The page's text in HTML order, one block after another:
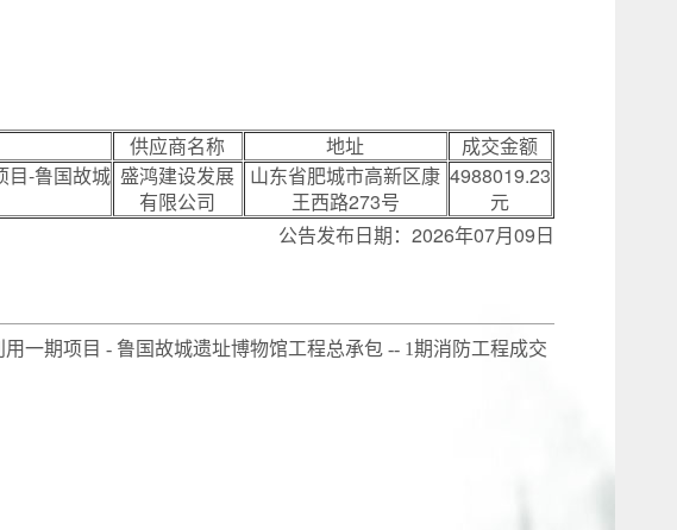
供应商名称 地址
成交金额
目-鲁国故城 盛鸿建设发展
有限公司
山东省肥城市高新区康
王西路273号
4988019.23
元
公告发布日期：2026年07月09日
一期项目 - 鲁国故城遗址博物馆工程总承包 -- 1期消防工程成交